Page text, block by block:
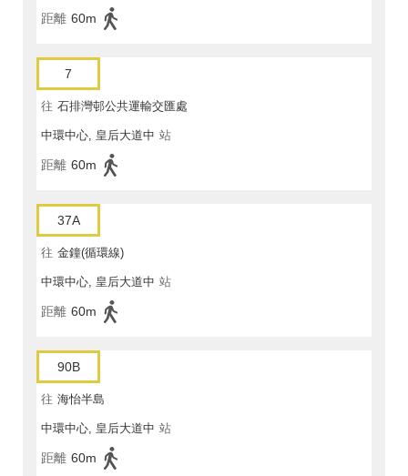
距離 60m
7
往 石排灣邨公共運輸交匯處
中環中心, 皇后大道中 站
距離 60m
37A
往 金鐘(循環線)
中環中心, 皇后大道中 站
距離 60m
90B
往 海怡半島
中環中心, 皇后大道中 站
距離 60m